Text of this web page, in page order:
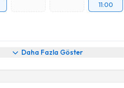
11:00
Daha Fazla Göster